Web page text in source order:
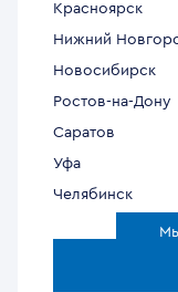
Красноярск
Нижний
Новосибирск
Ростов-на-Дону
Саратов
Уфа
Челябинск